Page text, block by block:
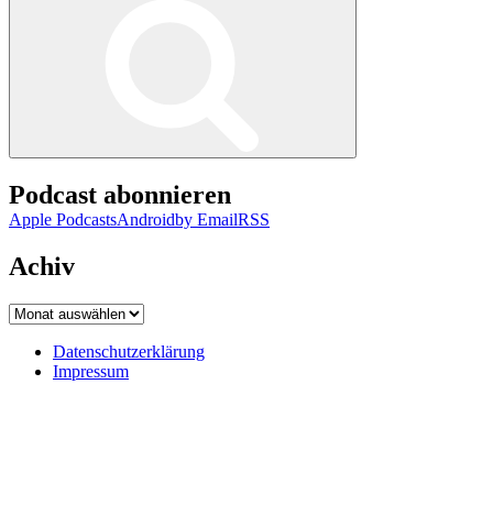
Podcast abonnieren
Apple PodcastsAndroidby EmailRSS
Achiv
Achiv
Datenschutzerklärung
Impressum